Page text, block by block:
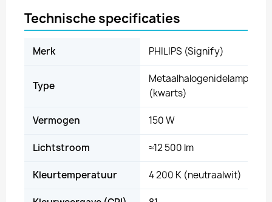
Technische specificaties
Merk PHILIPS (Signify)
Type
Metaalhalogenidelamp
(kwarts)
Vermogen 150 W
Lichtstroom ≈12 500 lm
Kleurtemperatuur 4 200 K (neutraalwit)